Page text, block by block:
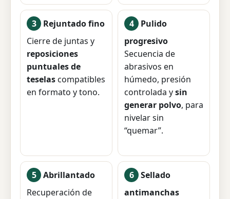
3
Rejuntado fino
Cierre de juntas y
reposiciones
puntuales de
teselascompatibles
en formato y tono.
4
Pulido
progresivo
Secuencia de
abrasivos en
húmedo, presión
controlada ysin
generar polvo, para
nivelar sin
“quemar”.
5
Abrillantado
Recuperación de
6
Sellado
antimanchas